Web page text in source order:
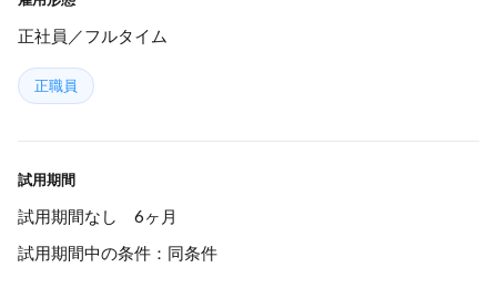
正社員／フルタイム
正職員
試用期間
試用期間なし 6ヶ月
試用期間中の条件：同条件